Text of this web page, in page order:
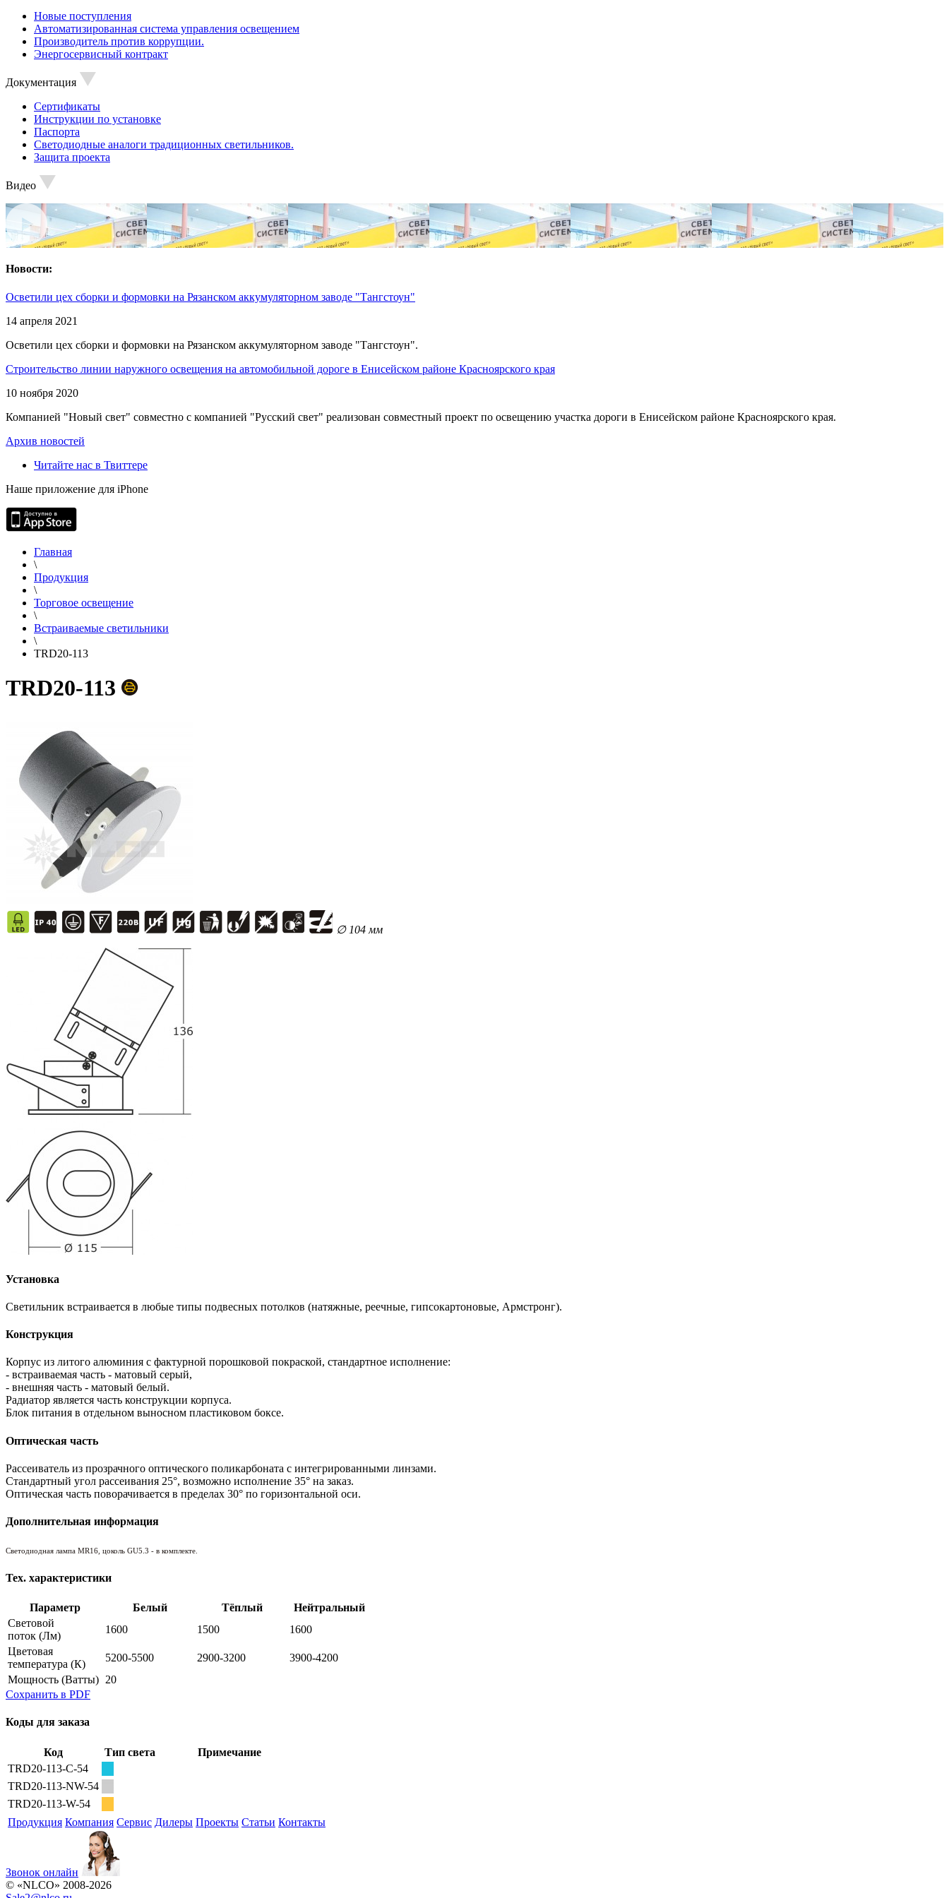
Новые поступления
Автоматизированная система управления освещением
Производитель против коррупции.
Энергосервисный контракт
Документация
Сертификаты
Инструкции по установке
Паспорта
Светодиодные аналоги традиционных светильников.
Защита проекта
Видео
Новости:
Осветили цех сборки и формовки на Рязанском аккумуляторном заводе "Тангстоун"
14 апреля 2021
Осветили цех сборки и формовки на Рязанском аккумуляторном заводе "Тангстоун".
Строительство линии наружного освещения на автомобильной дороге в Енисейском районе Красноярского края
10 ноября 2020
Компанией "Новый свет" совместно с компанией "Русский свет" реализован совместный проект по освещению участка дороги в Енисейском районе Красноярского края.
Архив новостей
Читайте нас в Твиттере
Наше приложение для iPhone
Главная
\
Продукция
\
Торговое освещение
\
Встраиваемые светильники
\
TRD20-113
TRD20-113
∅ 104 мм
Установка
Светильник встраивается в любые типы подвесных потолков (натяжные, реечные, гипсокартоновые, Армстронг).
Конструкция
Корпус из литого алюминия с фактурной порошковой покраской, стандартное исполнение:
- встраиваемая часть - матовый серый,
- внешняя часть - матовый белый.
Радиатор является часть конструкции корпуса.
Блок питания в отдельном выносном пластиковом боксе.
Оптическая часть
Рассеиватель из прозрачного оптического поликарбоната с интегрированными линзами.
Стандартный угол рассеивания 25°, возможно исполнение 35° на заказ.
Оптическая часть поворачивается в пределах 30° по горизонтальной оси.
Дополнительная информация
Светодиодная лампа MR16, цоколь GU5.3 - в комплекте.
Тех. характеристики
Параметр Белый Тёплый
Нейтральный
Световой
поток (Лм)
1600 1500
1600
Цветовая
температура (К)
5200-5500 2900-3200
3900-4200
Мощность (Ватты) 20
Сохранить в PDF
Коды для заказа
Код Тип света
Примечание
TRD20-113-C-54
TRD20-113-NW-54
TRD20-113-W-54
Продукция Компания Сервис Дилеры Проекты Статьи Контакты
Звонок онлайн
© «NLCO» 2008-2026